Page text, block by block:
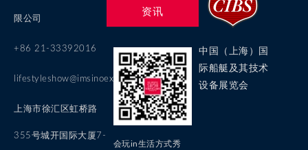
限公司
+86 21-33392016
lifestyleshow@imsinoexpo.com
上海市徐汇区虹桥路
355号城开国际大厦7-
资讯
会玩in生活方式秀
中国（上海）国
际船艇及其技术
设备展览会